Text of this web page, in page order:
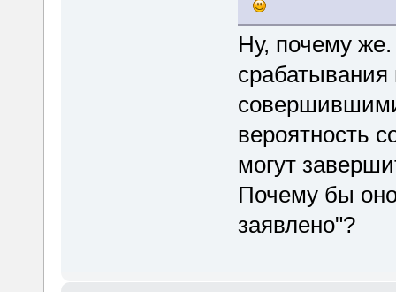
Ну, почему же.
вероятность
могут
Почему бы
заявлено"?